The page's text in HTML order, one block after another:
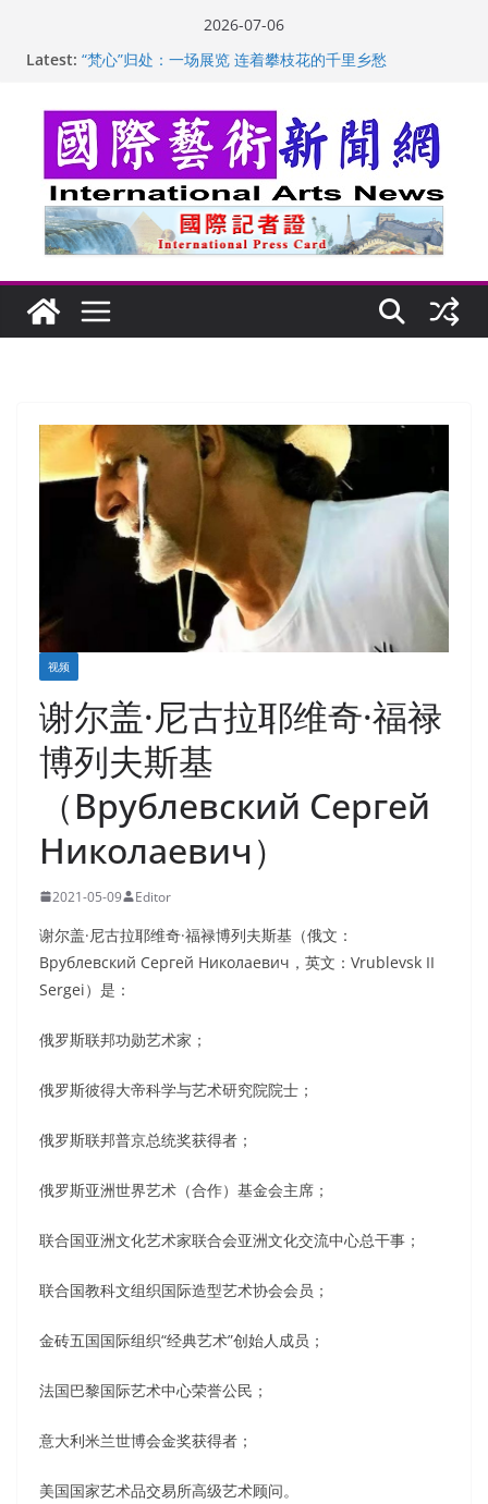
2026-07-06
Latest: “梵心”归处：一场展览 连着攀枝花的千里乡愁
美国人
玛丽安娜·卡拉切娃的绘画：幽默和难以言喻的快乐
苏方 ：“字”得其乐
视频
谢尔盖·尼古拉耶维奇·福禄
博列夫斯基
（Врублевский Сергей
Николаевич）
2021-05-09 Editor
谢尔盖·尼古拉耶维奇·福禄博列夫斯基（俄文：
Врублевский Сергей Николаевич，英文：Vrublevsk II
Sergei）是：
俄罗斯联邦功勋艺术家；
俄罗斯彼得大帝科学与艺术研究院院士；
俄罗斯联邦普京总统奖获得者；
俄罗斯亚洲世界艺术（合作）基金会主席；
联合国亚洲文化艺术家联合会亚洲文化交流中心总干事；
联合国教科文组织国际造型艺术协会会员；
金砖五国国际组织“经典艺术”创始人成员；
法国巴黎国际艺术中心荣誉公民；
意大利米兰世博会金奖获得者；
美国国家艺术品交易所高级艺术顾问。